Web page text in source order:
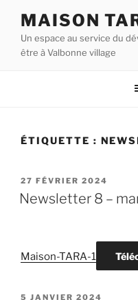
contenu
principal
MAISON
Un espace au service du
être à Valbonne village
ÉTIQUETTE :
PUBLIÉ
LE
27 FÉVRIER 2024
Newsletter 8 –
Maison-TARA-1
PUBLIÉ
5 JANVIER 2024